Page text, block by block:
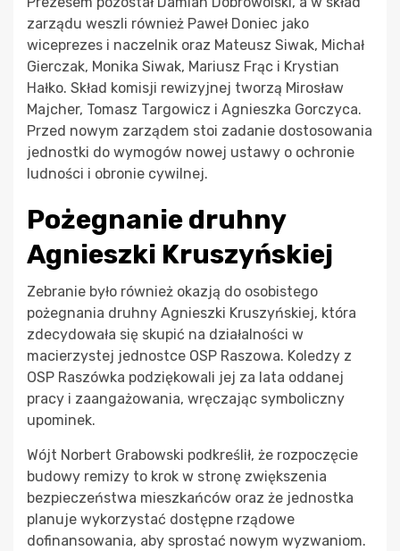
zarządu weszli również Paweł Doniec jako
wiceprezes i naczelnik oraz Mateusz Siwak, Michał
Gierczak, Monika Siwak, Mariusz Frąc i Krystian
Hałko. Skład komisji rewizyjnej tworzą Mirosław
Majcher, Tomasz Targowicz i Agnieszka Gorczyca.
Przed nowym zarządem stoi zadanie dostosowania
jednostki do wymogów nowej ustawy o ochronie
ludności i obronie cywilnej.
Pożegnanie druhny
Agnieszki Kruszyńskiej
Zebranie było również okazją do osobistego
pożegnania druhny Agnieszki Kruszyńskiej, która
zdecydowała się skupić na działalności w
macierzystej jednostce OSP Raszowa. Koledzy z
OSP Raszówka podziękowali jej za lata oddanej
pracy i zaangażowania, wręczając symboliczny
upominek.
Wójt Norbert Grabowski podkreślił, że rozpoczęcie
budowy remizy to krok w stronę zwiększenia
bezpieczeństwa mieszkańców oraz że jednostka
planuje wykorzystać dostępne rządowe
dofinansowania, aby sprostać nowym wyzwaniom.